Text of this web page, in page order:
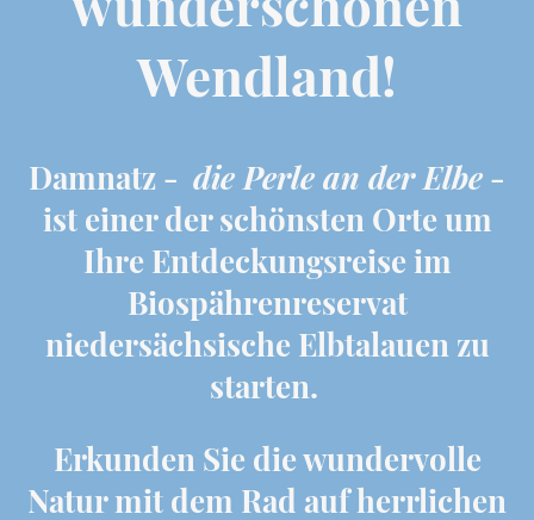
Wendland!
Damnatz - die Perle an der Elbe -
ist einer der schönsten Orte um
Ihre Entdeckungsreise im
Biospährenreservat
niedersächsische Elbtalauen zu
starten.
Erkunden Sie die wundervolle
Natur mit dem Rad auf herrlichen